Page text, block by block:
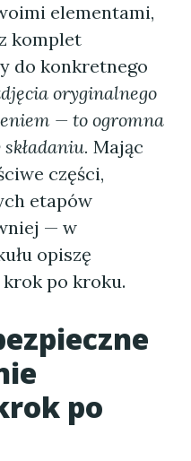
elementami,
komplet
do konkretnego
oryginalnego
— to ogromna
Mając
części,
etapów
— w
opiszę
po kroku.
po